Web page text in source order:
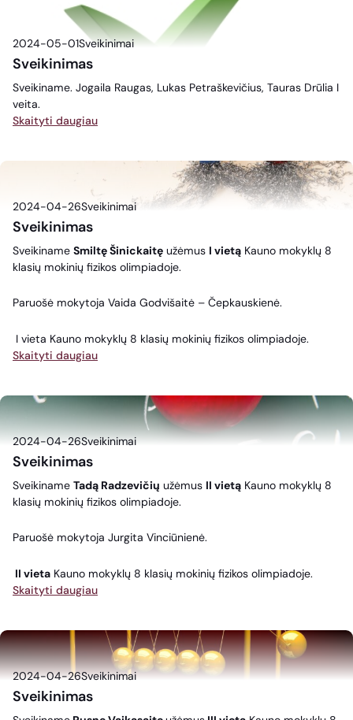
2024-05-01Sveikinimai
Sveikinimas
Sveikiname. Jogaila Raugas, Lukas Petraškevičius, Tauras Drūlia I
veita.
Skaityti daugiau
2024-04-26Sveikinimai
Sveikinimas
Sveikiname Smiltę Šinickaitę užėmus I vietą Kauno mokyklų 8
klasių mokinių fizikos olimpiadoje.
Paruošė mokytoja Vaida Godvišaitė – Čepkauskienė.
I vieta Kauno mokyklų 8 klasių mokinių fizikos olimpiadoje.
Skaityti daugiau
2024-04-26Sveikinimai
Sveikinimas
Sveikiname Tadą Radzevičių užėmus II vietą Kauno mokyklų 8
klasių mokinių fizikos olimpiadoje.
Paruošė mokytoja Jurgita Vinciūnienė.
II vieta Kauno mokyklų 8 klasių mokinių fizikos olimpiadoje.
Skaityti daugiau
2024-04-26Sveikinimai
Sveikinimas